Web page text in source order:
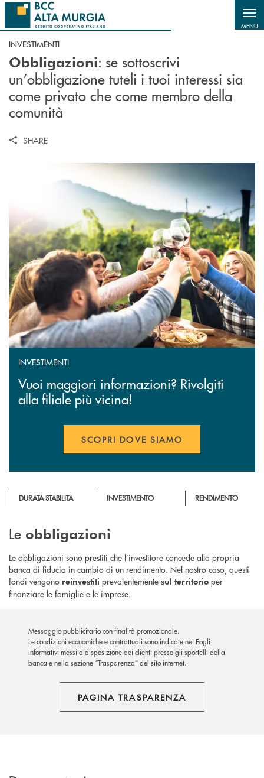
Salta al contenuto principale
MENU
INVESTIMENTI
Obbligazioni: se sottoscrivi
un’obbligazione tuteli i tuoi interessi sia
come privato che come membro della
comunità
SHARE
INVESTIMENTI
Vuoi maggiori informazioni? Rivolgiti
alla filiale più vicina!
SCOPRI DOVE SIAMO
DURATA STABILITA INVESTIMENTO RENDIMENTO
Le obbligazioni
Le obbligazioni sono prestiti che l’investitore concede alla propria
banca di fiducia in cambio di un rendimento. Nel nostro caso, questi
fondi vengono reinvestiti prevalentemente sul territorio per
finanziare le famiglie e le imprese.
Messaggio pubblicitario con finalità promozionale.
Le condizioni economiche e contrattuali sono indicate nei Fogli
Informativi messi a disposizione dei clienti presso gli sportelli della
banca e nella sezione “Trasparenza” del sito internet.
PAGINA TRASPARENZA